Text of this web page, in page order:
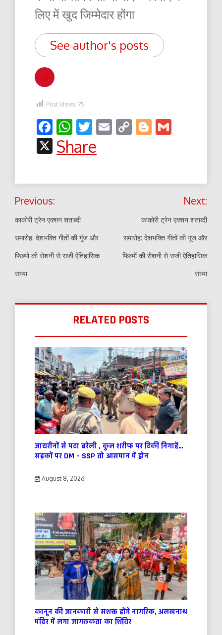
लिए में खुद जिम्मेदार होंगा
See author's posts
Post Views: 75
Facebook
WhatsApp
Twitter
EmailCopyBlogger
X
Share
Post
navigation
Previous:
काकोरी ट्रेन एक्शन शताब्दी
समारोह: देशभक्ति गीतों की गूंज और
फिल्मों की रोशनी से सजी ऐतिहासिक
संध्या
Next:
काकोरी ट्रेन एक्शन शताब्दी
समारोह: देशभक्ति गीतों की गूंज और
फिल्मों की रोशनी से सजी ऐतिहासिक
संध्या
RELATED POSTS
जायरीनों से पटा बरेली , कुल शरीफ पर टिकी निगाहें…
सड़कों पर DM – SSP तो आसमान में ड्रोन
August 8, 2026
कानून की जानकारी से सशक्त होंगे नागरिक, अलखनाथ
मंदिर में लगा जागरूकता का शिविर